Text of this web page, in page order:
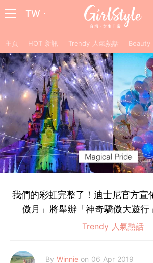
TW
主頁 HOT 新訊 Trendy 人氣熱話 Beauty
我們的彩虹完整了！迪士尼官方宣
傲月」將舉辦「神奇驕傲大遊行
Trendy 人氣熱話
By Winnie on 06 Apr 2019